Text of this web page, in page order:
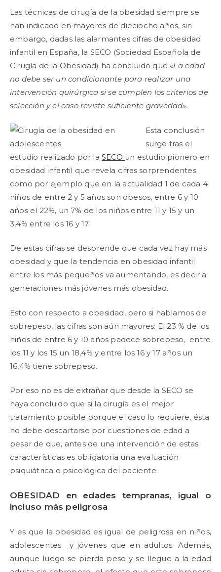
Las técnicas de cirugía de la obesidad siempre se
han indicado en mayores de dieciocho años, sin
embargo, dadas las alarmantes cifras de obesidad
infantil en España, la SECO (Sociedad Española de
Cirugía de la Obesidad) ha concluido que «La edad
no debe ser un condicionante para realizar una
intervención quirúrgica si se cumplen los criterios de
selección y el caso reviste suficiente gravedad».
Esta conclusión
surge tras el
estudio realizado por la SECO un estudio pionero en
obesidad infantil que revela cifras sorprendentes
como por ejemplo que en la actualidad 1 de cada 4
niños de entre 2 y 5 años son obesos, entre 6 y 10
años el 22%, un 7% de los niños entre 11 y 15 y un
3,4% entre los 16 y 17.
De estas cifras se desprende que cada vez hay más
obesidad y que la tendencia en obesidad infantil
entre los más pequeños va aumentando, es decir a
generaciones más jóvenes más obesidad.
Esto con respecto a obesidad, pero si hablamos de
sobrepeso, las cifras son aún mayores: El 23 % de los
niños de entre 6 y 10 años padece sobrepeso, entre
los 11 y los 15 un 18,4% y entre los 16 y 17 años un
16,4% tiene sobrepeso.
Por eso no es de extrañar que desde la SECO se
haya concluido que si la cirugía es el mejor
tratamiento posible porque el caso lo requiere, ésta
no debe descartarse por cuestiones de edad a
pesar de que, antes de una intervención de estas
características es obligatoria una evaluación
psiquiátrica o psicológica del paciente.
OBESIDAD en edades tempranas, igual o
incluso más peligrosa
Y es que la obesidad es igual de peligrosa en niños,
adolescentes y jóvenes que en adultos. Además,
aunque luego se pierda peso y se llegue a la edad